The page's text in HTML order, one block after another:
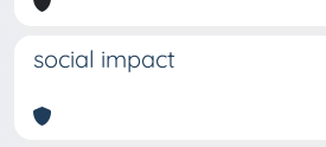
social impact